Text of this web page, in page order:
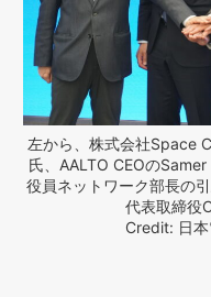
左から、株式会社Space
氏、AALTO CEOの
役員ネットワーク部長の
代表取締役
Credit: 日